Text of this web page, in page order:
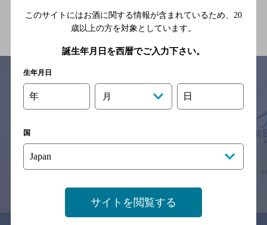
関連ページ
サイトマップ 利用規約
念のためお店にご確認の上ご来店くださいますようお願い申し上げま
このサイトにはお酒に関する情報が含まれているため、 20
歳以上の方を対象としています。
誕生年月日を西暦でご入力下さい。
生年月日
年 月 日
国
サイトを閲覧する